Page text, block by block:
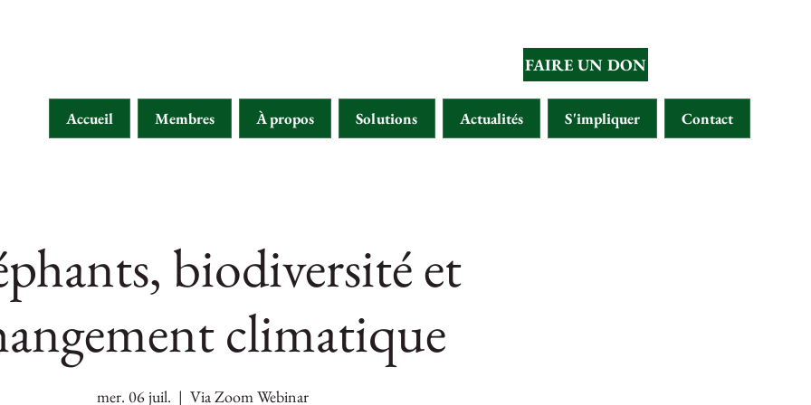
FAIRE UN DON
Accueil Membres À propos Solutions Actualités S'impliquer Contact
biodiversité et
climatique
mer. 06 juil.
  |
Via Zoom Webinar